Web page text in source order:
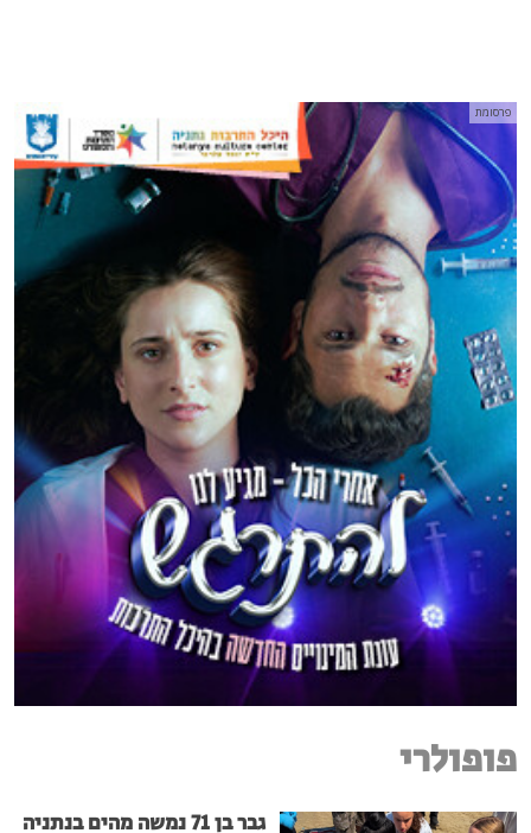
פרסומת
פופולרי
גבר בן 71 נמשה מהים בנתניה